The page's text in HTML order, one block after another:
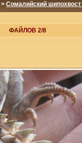
> Сомалийский
ФАЙЛОВ 2/8